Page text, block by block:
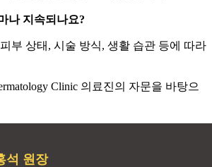
나 지속되나요?
부 상태, 시술 방식, 생활 습관 등에 따라
Clinic 의료진의 자문을 바탕으
석 원장